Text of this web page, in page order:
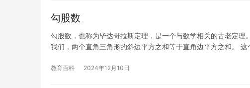
勾股数
勾股数，也称为毕达哥拉斯定理，是一个与数学相关的古老定
我们，两个直角三角形的斜边平方之和等于直角边平方之和。
教育百科 2024年12月10日